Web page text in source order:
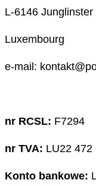
L-6146 Junglinster
Luxembourg
e-mail:
nr RCSL: F7294
nr TVA: LU22 472
Konto bankowe: